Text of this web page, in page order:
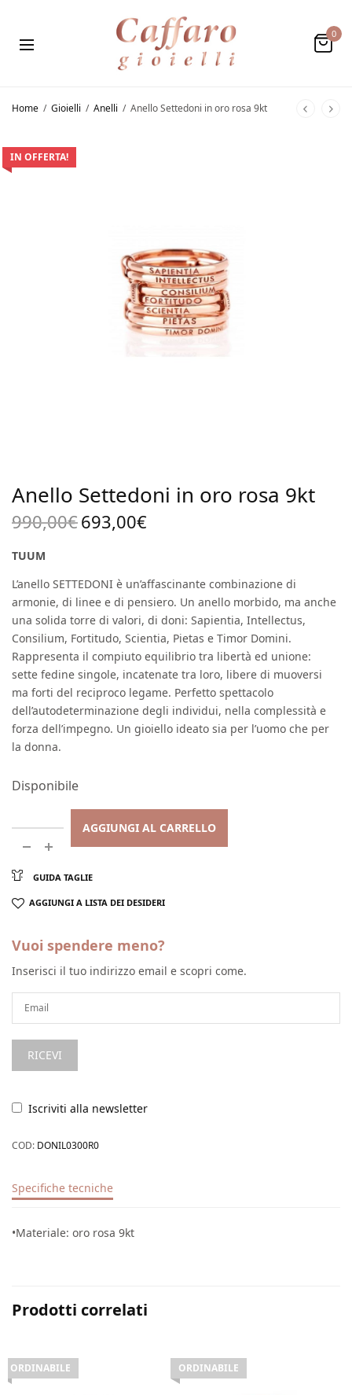
0
Home / Gioielli / Anelli / Anello Settedoni in oro rosa 9kt
IN OFFERTA!
Anello Settedoni in oro rosa 9kt
990,00€ Il prezzo
990,00€.
693,00€
è:
693,00€.
TUUM
L’anello SETTEDONI è un’affascinante combinazione di
armonie, di linee e di pensiero. Un anello morbido, ma anche
una solida torre di valori, di doni: Sapientia, Intellectus,
Consilium, Fortitudo, Scientia, Pietas e Timor Domini.
Rappresenta il compiuto equilibrio tra libertà ed unione:
sette fedine singole, incatenate tra loro, libere di muoversi
ma forti del reciproco legame. Perfetto spettacolo
dell’autodeterminazione degli individui, nella complessità e
forza dell’impegno. Un gioiello ideato sia per l’uomo che per
la donna.
Disponibile
AGGIUNGI AL CARRELLO
GUIDA TAGLIE
AGGIUNGI A LISTA DEI DESIDERI
Vuoi spendere meno?
Inserisci il tuo indirizzo email e scopri come.
Iscriviti alla newsletter
COD: DONIL0300R0
Specifiche tecniche
•Materiale: oro rosa 9kt
Prodotti correlati
ORDINABILE ORDINABILE